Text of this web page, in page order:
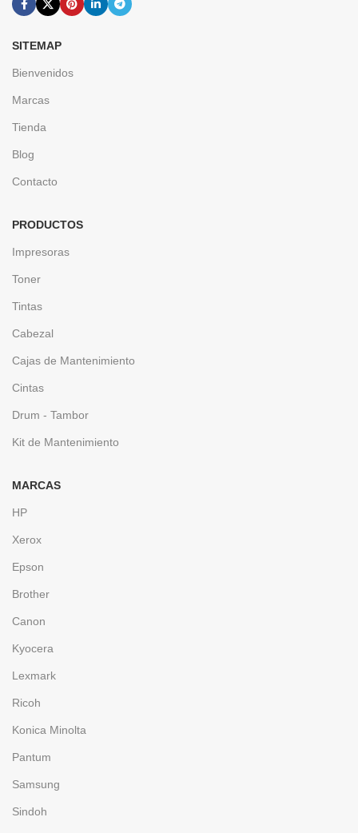
SITEMAP
Bienvenidos
Marcas
Tienda
Blog
Contacto
PRODUCTOS
Impresoras
Toner
Tintas
Cabezal
Cajas de Mantenimiento
Cintas
Drum - Tambor
Kit de Mantenimiento
MARCAS
HP
Xerox
Epson
Brother
Canon
Kyocera
Lexmark
Ricoh
Konica Minolta
Pantum
Samsung
Sindoh